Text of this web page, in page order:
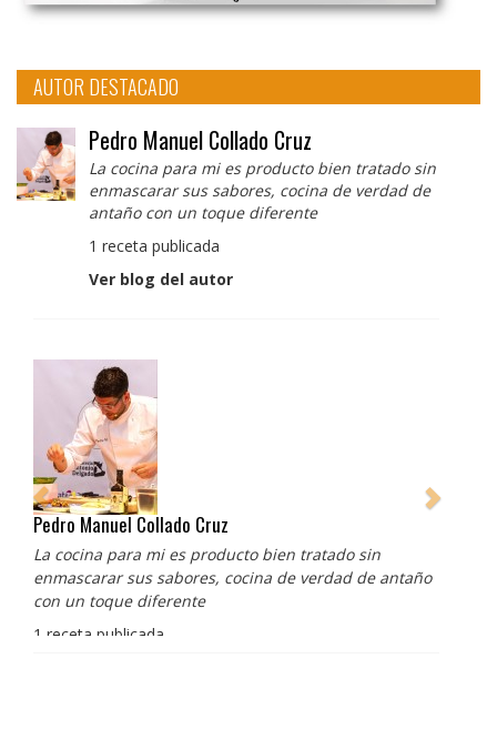
AUTOR DESTACADO
Pedro Manuel Collado Cruz
La cocina para mi es producto bien tratado sin
enmascarar sus sabores, cocina de verdad de
antaño con un toque diferente
1 receta publicada
Ver blog del autor
Pedro Manuel Collado Cruz
La cocina para mi es producto bien tratado sin
enmascarar sus sabores, cocina de verdad de antaño
con un toque diferente
1 receta publicada